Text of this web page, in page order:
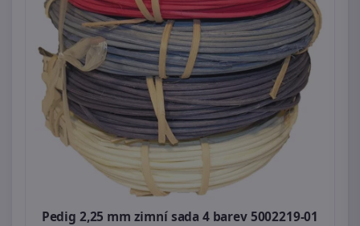
Pedig 2,25 mm zimní sada 4 barev 5002219-01